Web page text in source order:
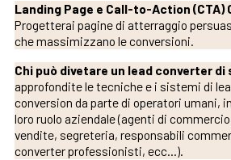
Landing Page e Call-to-Action
Progetterai pagine di atterraggio
che massimizzano le conversioni.
Chi può divetare un lead converter di
approfondite le tecniche e i sistemi di
conversion da parte di operatori umani,
loro ruolo aziendale (agenti di
vendite, segreteria, responsabili
converter professionisti, ecc…).